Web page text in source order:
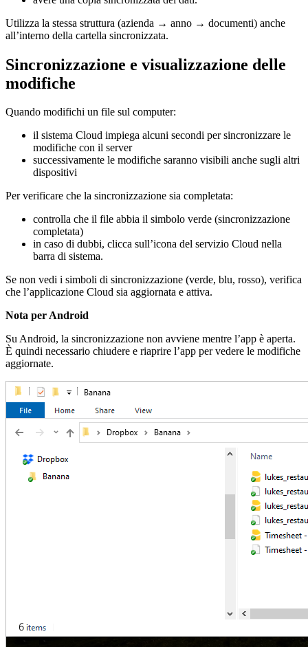
Utilizza la stessa struttura (azienda → anno → documenti) anche
all’interno della cartella sincronizzata.
Sincronizzazione e visualizzazione delle
modifiche
Quando modifichi un file sul computer:
il sistema Cloud impiega alcuni secondi per sincronizzare le
modifiche con il server
successivamente le modifiche saranno visibili anche sugli altri
dispositivi
Per verificare che la sincronizzazione sia completata:
controlla che il file abbia il simbolo verde (sincronizzazione
completata)
in caso di dubbi, clicca sull’icona del servizio Cloud nella
barra di sistema.
Se non vedi i simboli di sincronizzazione (verde, blu, rosso), verifica
che l’applicazione Cloud sia aggiornata e attiva.
Nota per Android
Su Android, la sincronizzazione non avviene mentre l’app è aperta.
È quindi necessario chiudere e riaprire l’app per vedere le modifiche
aggiornate.